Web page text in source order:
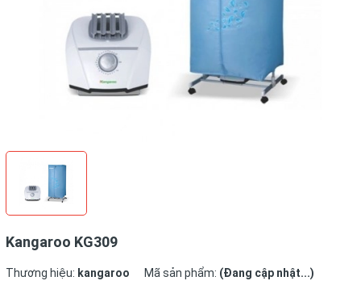
Kangaroo KG309
Thương hiệu: kangaroo Mã sản phẩm: (Đang cập nhật...)